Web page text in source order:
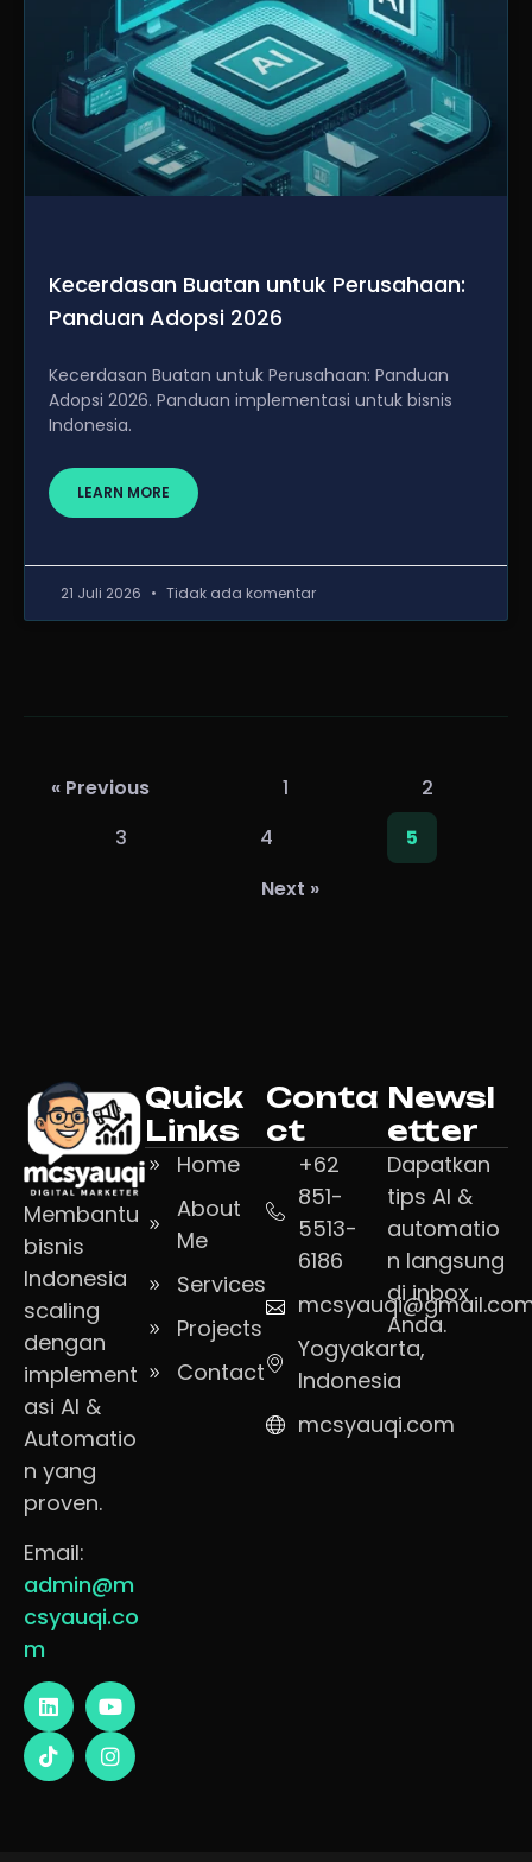
Kecerdasan Buatan untuk Perusahaan:
Panduan Adopsi 2026
Kecerdasan Buatan untuk Perusahaan: Panduan
Adopsi 2026. Panduan implementasi untuk bisnis
Indonesia.
LEARN MORE
21 Juli 2026 Tidak ada komentar
« Previous 1
2
3
4
5
Next »
Membantu
bisnis
Indonesia
scaling
dengan
implement
asi AI &
Automatio
n yang
proven.
Email:
admin@m
csyauqi.co
m
Quick
Links
Home
About
Me
Services
Projects
Contact
Conta
ct
+62
851-
5513-
6186
Yogyakarta,
Indonesia
mcsyauqi.com
Newsl
etter
Dapatkan
tips AI &
automatio
n langsung
di inbox
Anda.